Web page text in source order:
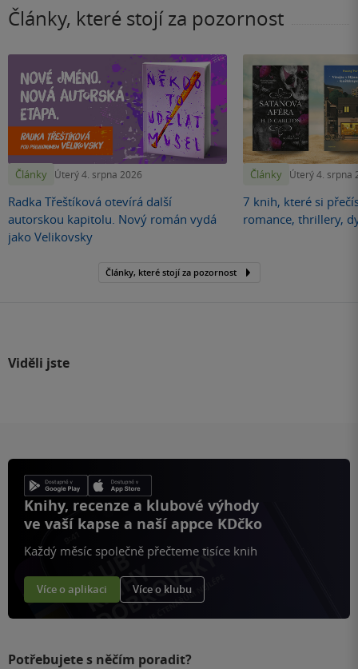
Články, které stojí za pozornost
Články Úterý 4. srpna 2026
Radka Třeštíková otevírá další
autorskou kapitolu. Nový román vydá
jako Velikovsky
Články Úterý 4. srpna
7 knih, které si
romance, thrillery,
Články, které stojí za pozornost
Viděli jste
Knihy, recenze a klubové výhody
ve vaší kapse a naší appce KDčko
Každý měsíc společně přečteme tisíce knih
Více o aplikaci Více o klubu
Potřebujete s něčím poradit?